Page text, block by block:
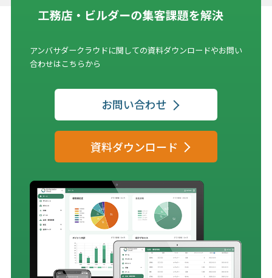
ジ
アンバサダークラウドに関しての資料ダウンロードやお問い
合わせはこちらから
お問い合わせ
資料ダウンロード